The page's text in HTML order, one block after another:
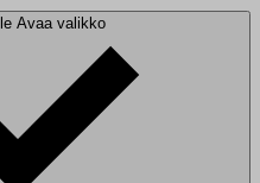
Avaa valikko